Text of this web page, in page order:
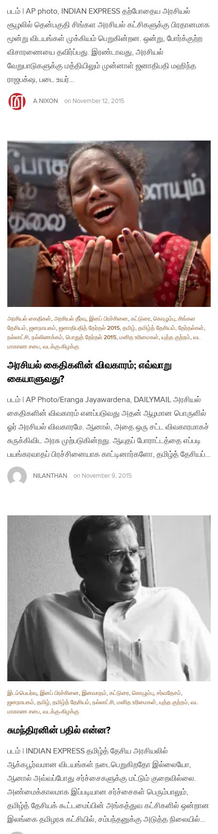
படம் | AP photo, INDIAN EXPRESS தற்போதைய அரசியல்
சூழலில் தென்பகுதி சிங்கள அரசியல் கட்சிகளுக்கு பிரதானமாக
மூன்று விடயங்கள் முக்கியம் பெறுகின்றன. ஒன்று, போர்க்குற்ற
விசாரணையை தவிர்ப்பது. இரண்டாவது, அரசியல்
வேறுபாடுகளுக்கு மத்தியிலும் முன்னாள் ஜனாதிபதி மஹிந்த
ராஜபக்‌ஷ, படை உயர்…
A.NIXON on November 12, 2015
அரசியல் கைதிகள், அரசியல் தீர்வு, இனப் பிரச்சினை, கட்டுரை, கொழும்பு, சிங்கள
தேசியம், ஜனநாயகம், ஜனாதிபதித் தேர்தல் 2015, தமிழ், தமிழ்த் தேசியம், தேர்தல்கள்,
நல்லாட்சி, நல்லிணக்கம், பொதுத் தேர்தல் 2015, மனித உரிமைகள், யுத்த குற்றம், வட
மாகாண சபை, வடக்கு-கிழக்கு
அரசியல் கைதிகளின் விவகாரம்; எவ்வாறு
கையாளுவது?
படம் | AP Photo/Eranga Jayawardena, DAILYMAIL அரசியல்
கைதிகளின் விவகாரம் எனப்படுவது அதன் ஆழமான பொருளில்
ஓர் அரசியல் விவகாரமே. ஆனால், அதை ஒரு சட்ட விவகாரமாகச்
சுருக்கிவிட அரசு முற்படுகின்றது. ஆயுதப் போராட்டத்தை எப்படி
பயங்கரவாதப் பிரச்சினையாக காட்டினார்களோ, தமிழ்த் தேசியப்…
NILANTHAN on November 9, 2015
இடம்பெயர்வு, இனப் பிரச்சினை, இனவாதம், கட்டுரை, கொழும்பு, சர்வதேசம்,
ஜனநாயகம், தமிழ், தமிழ்த் தேசியம், நல்லாட்சி, மனித உரிமைகள், யுத்த குற்றம், வட
மாகாண சபை, வடக்கு-கிழக்கு
சுமந்திரனின் பதில் என்ன?
படம் | INDIAN EXPRESS தமிழ்த் தேசிய அரசியலில்
ஆக்கபூர்வமான விடயங்கள் நடைபெறுகிறதோ இல்லையோ,
ஆனால் அவ்வப்போது சர்ச்சைகளுக்கு மட்டும் குறைவில்லை.
அண்மைக்காலமாக இப்படியான சர்ச்சைகள் பெரும்பாலும்,
தமிழ்த் தேசியக் கூட்டமைப்பின் அங்கத்துவ கட்சிகளில் ஒன்றான
இலங்கை தமிழரசு கட்சியில், சம்பந்தனுக்கு அடுத்த நிலையில்…